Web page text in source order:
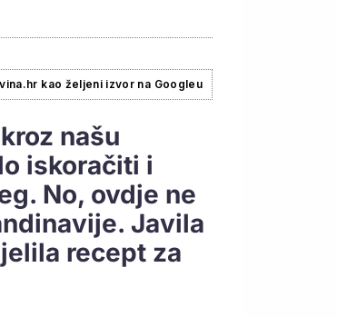
kao željeni izvor na Googleu
našu
iskoračiti i
No, ovdje ne
Javila
recept za